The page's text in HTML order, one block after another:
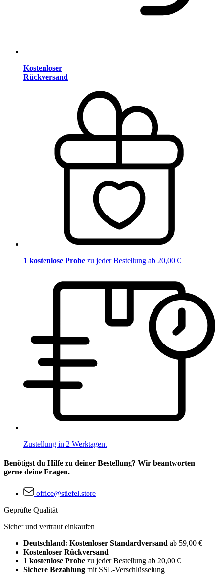
Kostenloser
Rückversand
1 kostenlose Probe zu jeder Bestellung ab 20,00 €
Zustellung in 2 Werktagen.
Benötigst du Hilfe zu deiner Bestellung? Wir beantworten
gerne deine Fragen.
office@stiefel.store
Geprüfte Qualität
Sicher und vertraut einkaufen
Deutschland: Kostenloser Standardversand ab 59,00 €
Kostenloser Rückversand
1 kostenlose Probe zu jeder Bestellung ab 20,00 €
Sichere Bezahlung mit SSL-Verschlüsselung